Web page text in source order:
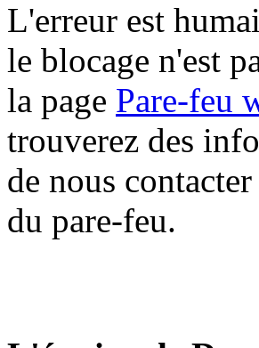
L'erreur est
le blocage n'est
la page Pare-feu
trouverez des
de nous
du pare-feu.